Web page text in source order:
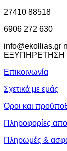
27410 88518
6906 272 630
info@ekollias.gr
ΕΞΥΠΗΡΕΤΗΣΗ
Επικοινωνία
Σχετικά με εμάς
Όροι και
Πληροφορίες
Πληρωμές &